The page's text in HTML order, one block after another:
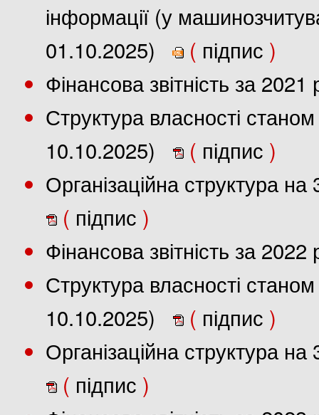
інформації (у
01.10.2025)
( підпис )
Фінансова звітність за
Структура власності
10.10.2025)
( підпис )
Організаційна структура
( підпис )
Фінансова звітність за
Структура власності
10.10.2025)
( підпис )
Організаційна структура
( підпис )